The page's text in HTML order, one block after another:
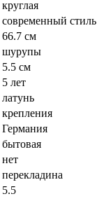
круглая
современный стиль
66.7 см
шурупы
5.5 см
5 лет
латунь
крепления
Германия
бытовая
нет
перекладина
5.5